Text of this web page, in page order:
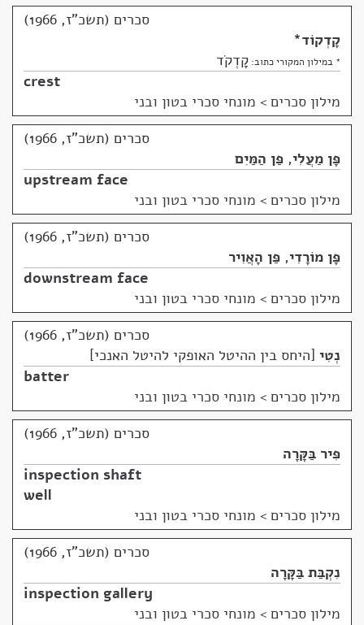
סכרים (תשכ"ז, 1966)
קָדְקוֹד*
* במילון המקורי כתוב: קָדְקֹד
crest
מילון סכרים > מונחי סכרי בטון ובני
סכרים (תשכ"ז, 1966)
פָּן מַעֲלִי, פַּן הַמַּיִם
upstream face
מילון סכרים > מונחי סכרי בטון ובני
סכרים (תשכ"ז, 1966)
פָּן מוֹרָדִי, פַּן הָאֲוִיר
downstream face
מילון סכרים > מונחי סכרי בטון ובני
סכרים (תשכ"ז, 1966)
נְטִי היחס בין ההיטל האופקי להיטל האנכי
batter
מילון סכרים > מונחי סכרי בטון ובני
סכרים (תשכ"ז, 1966)
פִּיר בַּקָּרָה
inspection shaft
well
מילון סכרים > מונחי סכרי בטון ובני
סכרים (תשכ"ז, 1966)
נִקְבַּת בַּקָּרָה
inspection gallery
מילון סכרים > מונחי סכרי בטון ובני